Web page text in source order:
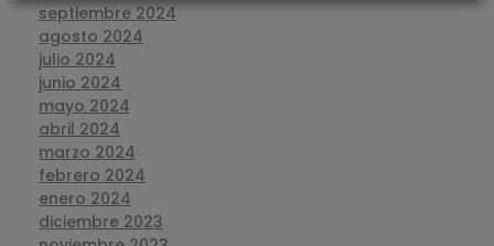
septiembre 2024
agosto 2024
julio 2024
junio 2024
mayo 2024
abril 2024
marzo 2024
febrero 2024
enero 2024
diciembre 2023